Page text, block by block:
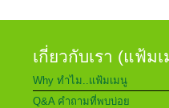
เกี่ยวกับเรา (แฟ้ม
Why ทำไม..แฟ้มเมนู
Q&A คำถามที่พบบ่อย